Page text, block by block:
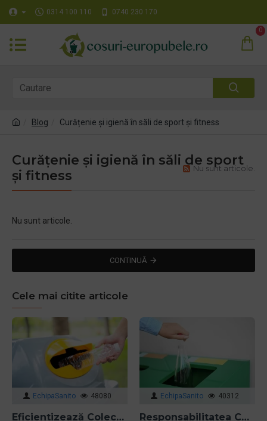
0314 100 110 0740 230 170
0
Blog Curățenie și igienă în săli de sport și fitness
Curățenie și igienă în săli de sport
și fitness
Nu sunt articole.
Nu sunt articole.
CONTINUĂ
Cele mai citite articole
EchipaSanito 48080
Eficientizează Colectarea Deșeurilor: Alege Coșul de Gunoi Ideal pentru Fiecare Spațiu
EchipaSanito 40312
Responsabilitatea Companiilor în Achiziționarea Coșurilor de Gunoi pentru Colectarea Selectivă a Deșeurilor